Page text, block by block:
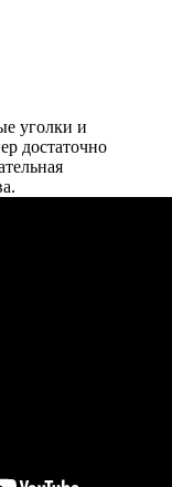
уголки и
достаточно